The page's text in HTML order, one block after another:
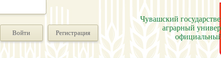
Войти Регистрация
Чувашский
аграрный